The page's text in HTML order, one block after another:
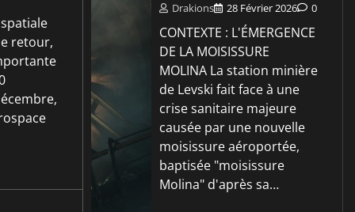
retour,
Drakions 28 Février 2026 0
CONTEXTE : L'ÉMERGENCE
DE LA MOISISSURE
MOLINA La station minière
de Levski fait face à une
crise sanitaire majeure
causée par une nouvelle
moisissure aéroportée,
baptisée "moisissure
Molina" d'après sa…